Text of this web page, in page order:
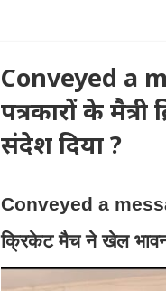
Conveyed a
पत्रकारों के
संदेश दिया ?
Conveyed a
क्रिकेट मैच ने खेल